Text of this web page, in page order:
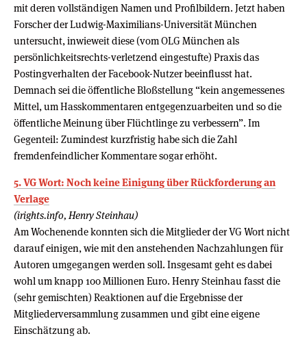
mit deren vollständigen Namen und Profilbildern. Jetzt haben
Forscher der Ludwig-Maximilians-Universität München
untersucht, inwieweit diese (vom OLG München als
persönlichkeitsrechts-verletzend eingestufte) Praxis das
Postingverhalten der Facebook-Nutzer beeinflusst hat.
Demnach sei die öffentliche Bloßstellung “kein angemessenes
Mittel, um Hasskommentaren entgegenzuarbeiten und so die
öffentliche Meinung über Flüchtlinge zu verbessern”. Im
Gegenteil: Zumindest kurzfristig habe sich die Zahl
fremdenfeindlicher Kommentare sogar erhöht.
5. VG Wort: Noch keine Einigung über Rückforderung an
Verlage
(irights.info, Henry Steinhau)
Am Wochenende konnten sich die Mitglieder der VG Wort nicht
darauf einigen, wie mit den anstehenden Nachzahlungen für
Autoren umgegangen werden soll. Insgesamt geht es dabei
wohl um knapp 100 Millionen Euro. Henry Steinhau fasst die
(sehr gemischten) Reaktionen auf die Ergebnisse der
Mitgliederversammlung zusammen und gibt eine eigene
Einschätzung ab.